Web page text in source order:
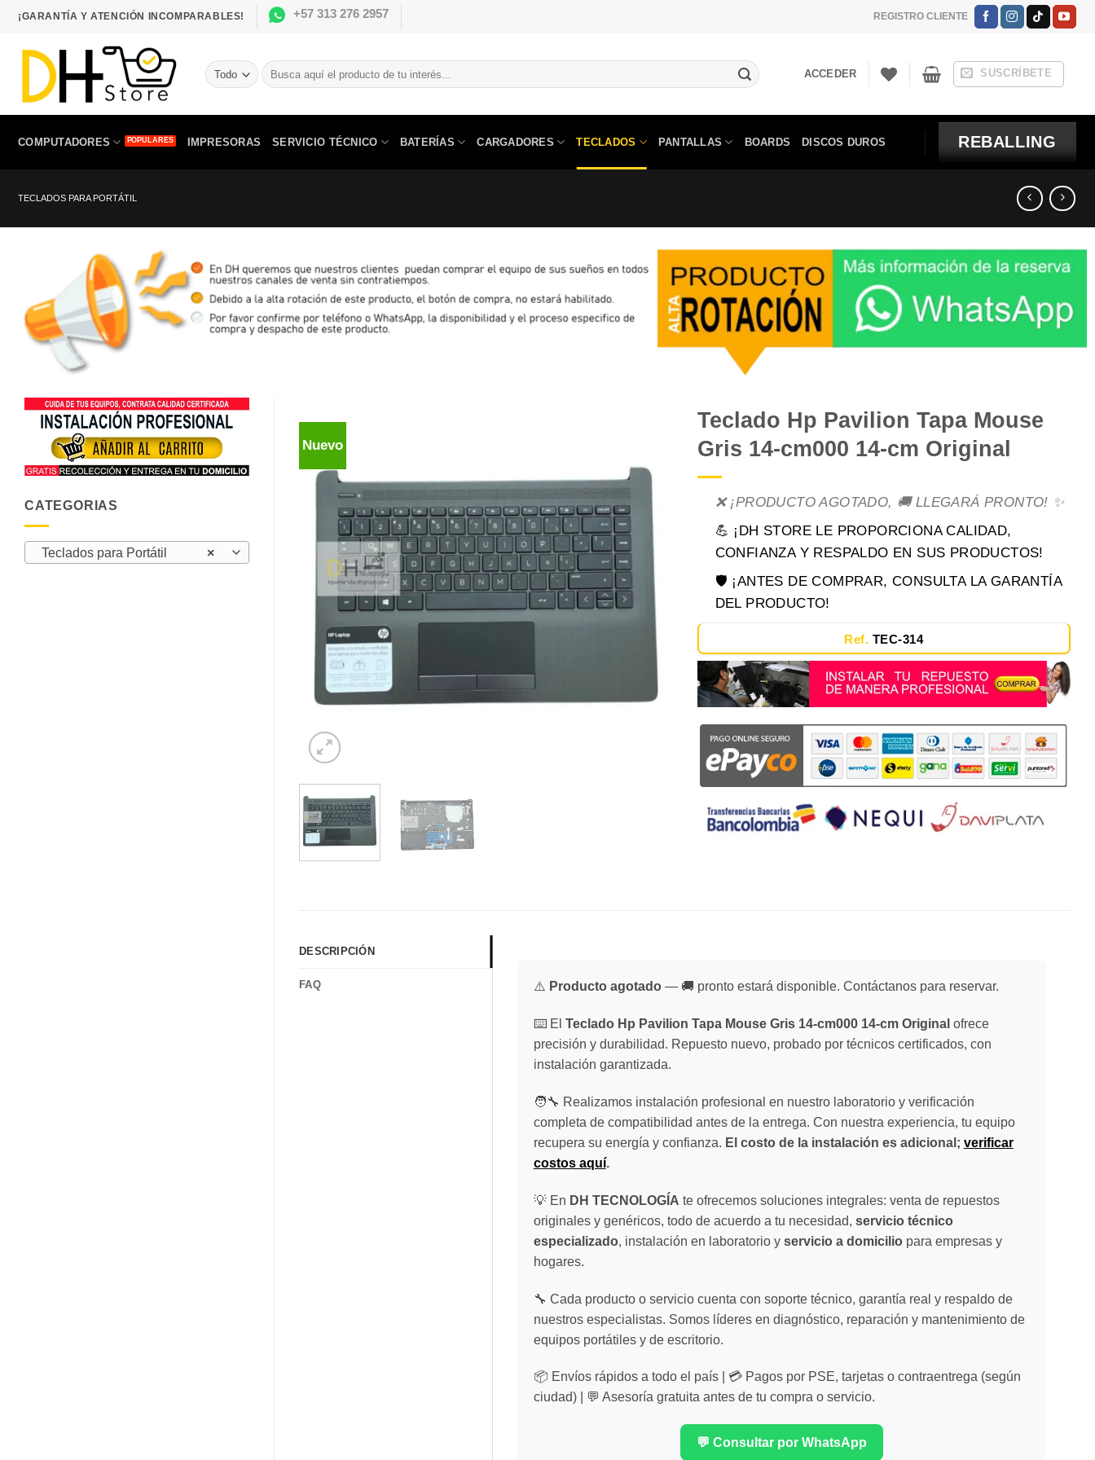
Saltar
contenido
¡GARANTÍA Y ATENCIÓN INCOMPARABLES! +57 313 276 2957 REGISTRO CLIENTE
Buscar
por:
ACCEDER SUSCRÍBETE
COMPUTADORES IMPRESORAS SERVICIO TÉCNICO BATERÍAS CARGADORES TECLADOS PANTALLAS BOARDS DISCOS DUROS REBALLING
TECLADOS PARA PORTÁTIL
CATEGORIAS
×
Teclados para Portátil
Nuevo
Despues
Teclado Hp Pavilion Tapa Mouse
Gris 14-cm000 14-cm Original
❌ ¡PRODUCTO AGOTADO, 🚚 LLEGARÁ PRONTO! ✨
💪 ¡DH STORE LE PROPORCIONA CALIDAD,
CONFIANZA Y RESPALDO EN SUS PRODUCTOS!
🛡️ ¡ANTES DE COMPRAR, CONSULTA LA GARANTÍA
DEL PRODUCTO!
Ref. TEC-314
DESCRIPCIÓN
FAQ ⚠️ Producto agotado— 🚚 pronto estará disponible. Contáctanos para reservar.
⌨️ El Teclado Hp Pavilion Tapa Mouse Gris 14-cm000 14-cm Original ofrece
precisión y durabilidad. Repuesto nuevo, probado por técnicos certificados, con
instalación garantizada.
🧑‍🔧 Realizamos instalación profesional en nuestro laboratorio y verificación
completa de compatibilidad antes de la entrega. Con nuestra experiencia, tu equipo
recupera su energía y confianza. El costo de la instalación es adicional; verificar
costos aquí.
💡 En DH TECNOLOGÍA te ofrecemos soluciones integrales: venta de repuestos
originales y genéricos, todo de acuerdo a tu necesidad, servicio técnico
especializado, instalación en laboratorio y servicio a domiciliopara empresas y
hogares.
🔧 Cada producto o servicio cuenta con soporte técnico, garantía real y respaldo de
nuestros especialistas. Somos líderes en diagnóstico, reparación y mantenimiento de
equipos portátiles y de escritorio.
📦 Envíos rápidos a todo el país | 💳 Pagos por PSE, tarjetas o contraentrega (según
ciudad) | 💬 Asesoría gratuita antes de tu compra o servicio.
💬 Consultar por WhatsApp